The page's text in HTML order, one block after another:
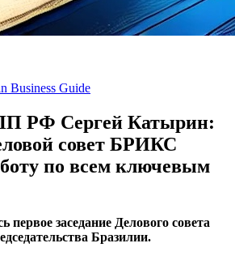
Business Guide
РФ Сергей Катырин:
совет БРИКС
по всем ключевым
заседание Делового совета
Бразилии.